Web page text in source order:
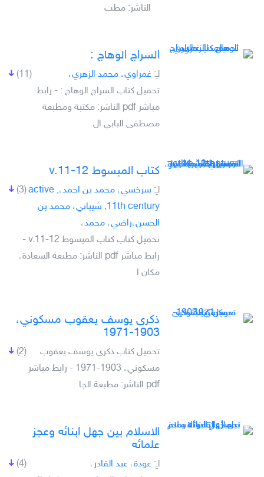
الناشر: مطب
السراج الوهاج :
(11) لـِ: غمراوي، محمد الزهري،
تحميل كتاب السراج الوهاج : - رابط
مباشر pdf الناشر: مكتبة ومطبعة
مصطفى البابي ال
كتاب المبسوط v.11-12
(3) لـِ:
سرخسي، محمد بن احمد،, active
11th century, شيباني، محمد بن
الحسن،راضي، محمد،
تحميل كتاب كتاب المبسوط v.11-12 -
رابط مباشر pdf الناشر: مطبعة السعادة،
مكان ا
ذكرى يوسف يعقوب مسكوني،
1903-1971
(2)
تحميل كتاب ذكرى يوسف يعقوب
مسكوني، 1903-1971 - رابط مباشر
pdf الناشر: مطبعة الجا
الاسلام بين جهل ابنائه وعجز
علمائه
(4) لـِ: عودة، عبد القادر،